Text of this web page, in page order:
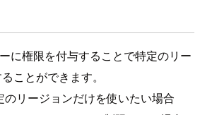
に権限を付与することで特定のリー
ことができます。
リージョンだけを使いたい場合